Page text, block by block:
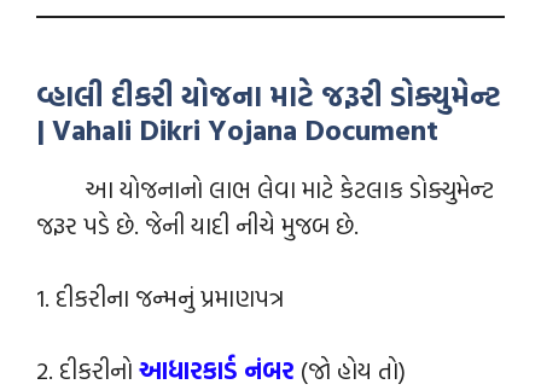
વ્હાલી દીકરી યોજના માટે જરૂરી ડોક્યુમેન્‍ટ
| Vahali Dikri Yojana Document
આ યોજનાનો લાભ લેવા માટે કેટલાક ડોક્યુમેન્‍ટ
જરૂર પડે છે. જેની યાદી નીચે મુજબ છે.
1. દીકરીના જન્મનું પ્રમાણપત્ર
2. દીકરીનો આધારકાર્ડ નંબર (જો હોય તો)